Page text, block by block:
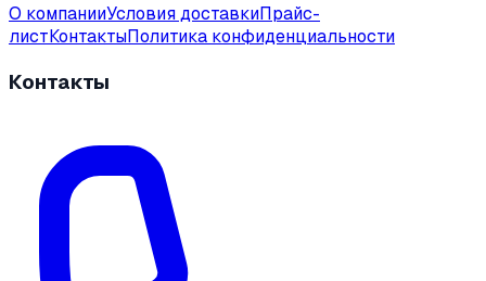
О компанииУсловия доставкиПрайс-
листКонтактыПолитика конфиденциальности
Контакты